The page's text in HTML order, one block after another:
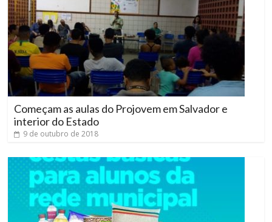
Começam as aulas do Projovem em Salvador e
interior do Estado
9 de outubro de 2018